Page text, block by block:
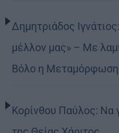
Δημητριάδος
μέλλον μας» – Με
Βόλο η Μεταμόρφωση
Κορίνθου Παύλος: Να